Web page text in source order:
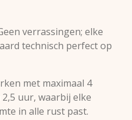
verrassingen; elke
technisch perfect op
met maximaal 4
uur, waarbij elke
in alle rust past.